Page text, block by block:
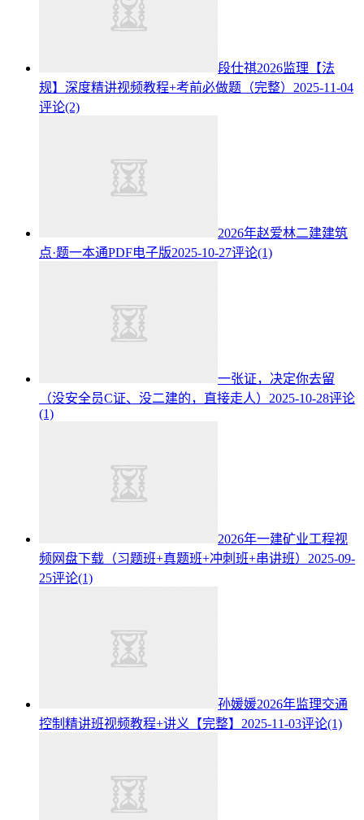
段仕祺2026监理【法
规】深度精讲视频教程+考前必做题（完整） 2025-11-04
评论(2)
2026年赵爱林二建建筑
点·题一本通PDF电子版2025-10-27评论(1)
一张证，决定你去留
（没安全员C证、没二建的，直接走人） 2025-10-28评论
(1)
2026年一建矿业工程视
频网盘下载（习题班+真题班+冲刺班+串讲班） 2025-09-
25评论(1)
孙媛媛2026年监理交通
控制精讲班视频教程+讲义【完整】 2025-11-03评论(1)